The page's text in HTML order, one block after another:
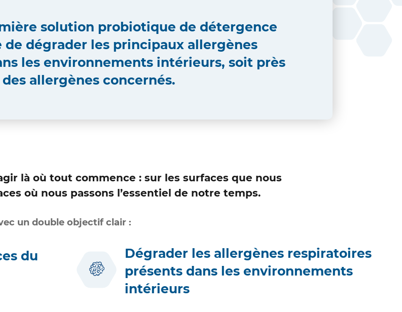
solution probiotique de détergence
de dégrader les principaux allergènes
les environnements intérieurs, soit près
des allergènes concernés.
là où tout commence : sur les surfaces que nous
où nous passons l’essentiel de notre temps.
un double objectif clair :
du
Dégrader les allergènes respiratoires
présents dans les environnements
intérieurs